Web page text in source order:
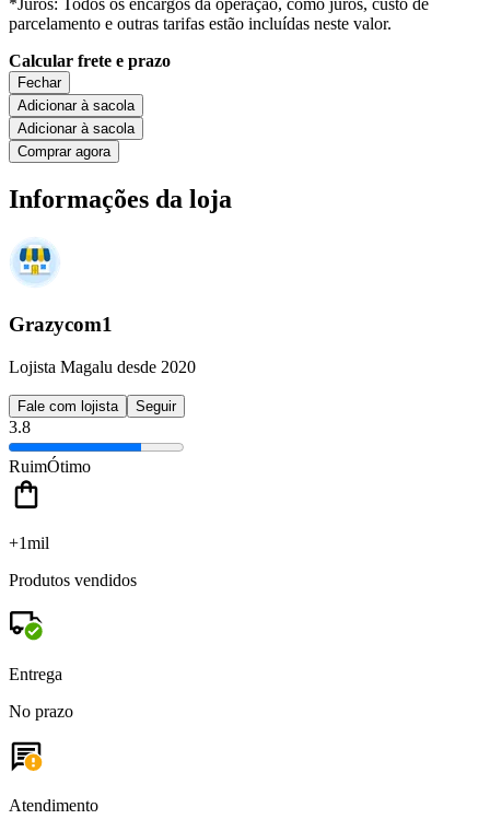
parcelamento e outras tarifas estão incluídas neste valor.
Calcular frete e prazo
Fechar
Adicionar à sacola
Adicionar à sacola
Comprar agora
Informações da loja
Grazycom1
Lojista Magalu desde 2020
Fale com lojista Seguir
3.8
RuimÓtimo
+1mil
Produtos vendidos
Entrega
No prazo
Atendimento